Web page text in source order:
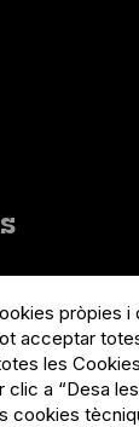
pròpies i
acceptar
les
a “Desa
cookies